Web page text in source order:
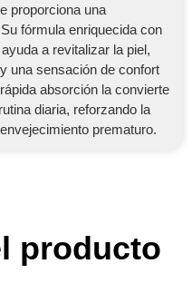
proporciona una
fórmula enriquecida con
a revitalizar la piel,
una sensación de confort
absorción la convierte
diaria, reforzando la
prematuro.
producto